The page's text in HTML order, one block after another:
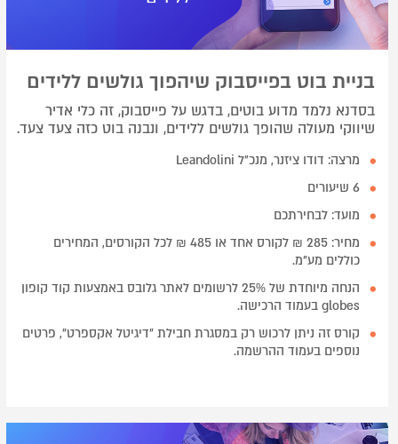
בניית בוט בפייסבוק שיהפוך גולשים ללידים
בסדנא נלמד מדוע בוטים, בדגש על פייסבוק, זה כלי אדיר
שיווקי מעולה שהופך גולשים ללידים, ונבנה בוט כזה צעד צעד.
מרצה: דודו ציזנר, מנכ״ל Leandolini
6 שיעורים
מועד: לבחירתכם
מחיר: 285 ₪ לקורס אחד או 485 ₪ לכל הקורסים, המחירים
כוללים מע"מ.
הנחה מיוחדת של 25% לרשומים לאתר גלובס באמצעות קוד קופון
globes בעמוד הרכישה.
קורס זה ניתן לרכוש רק במסגרת חבילת "דיגיטל אקספרט", פרטים
נוספים בעמוד ההרשמה.